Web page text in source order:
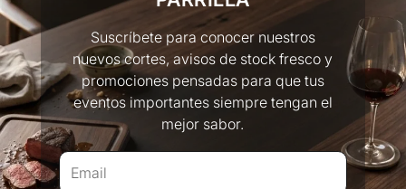
Suscríbete para conocer nuestros
nuevos cortes, avisos de stock fresco y
promociones pensadas para que tus
eventos importantes siempre tengan el
mejor sabor.